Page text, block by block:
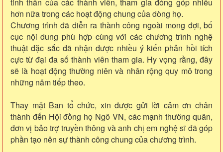
tinh thần của các thành viên, tham gia đóng góp nhiều
hơn nữa trong các hoạt động chung của dòng họ.
Chương trình đã diễn ra thành công ngoài mong đợi, bố
cục nội dung phù hợp cùng với các chương trình nghệ
thuật đặc sắc đã nhận được nhiều ý kiến phản hồi tích
cực từ đại đa số thành viên tham gia. Hy vọng rằng, đây
sẽ là hoạt động thường niên và nhân rộng quy mô trong
những năm tiếp theo.
Thay mặt Ban tổ chức, xin được gửi lời cảm ơn chân
thành đến Hội đồng họ Ngô VN, các mạnh thường quân,
đơn vị bảo trợ truyền thông và anh chị em nghệ sĩ đã góp
phần tạo nên sự thành công chung của chương trình.